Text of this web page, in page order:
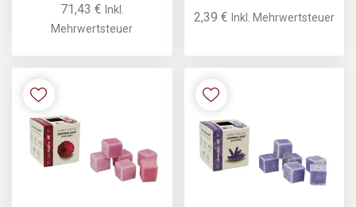
71,43 € Inkl.
Mehrwertsteuer
2,39 € Inkl. Mehrwertsteuer